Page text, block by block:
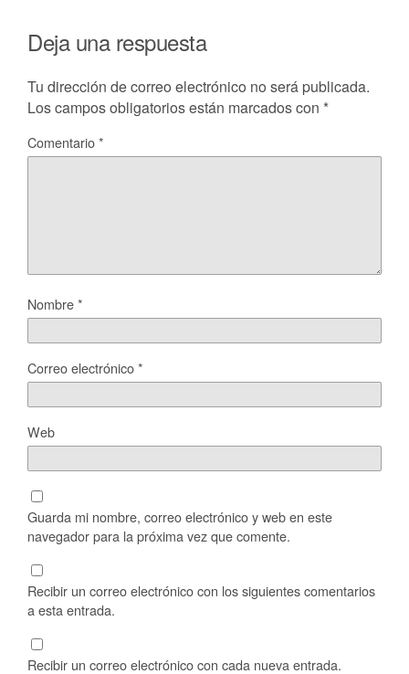
Deja una respuesta
Tu dirección de correo electrónico no será publicada.
Los campos obligatorios están marcados con *
Comentario*
Nombre*
Correo electrónico*
Web
Guarda mi nombre, correo electrónico y web en este
navegador para la próxima vez que comente.
Recibir un correo electrónico con los siguientes comentarios
a esta entrada.
Recibir un correo electrónico con cada nueva entrada.